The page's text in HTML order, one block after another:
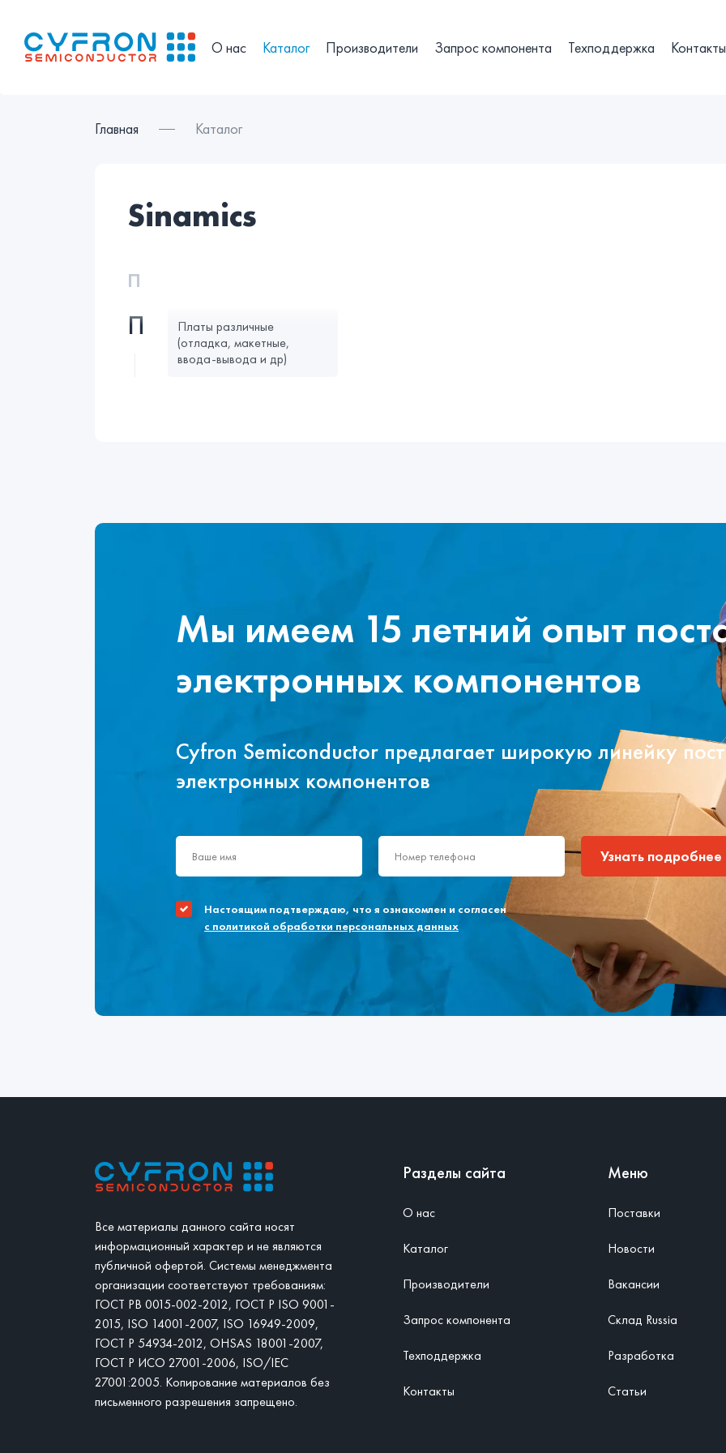
О нас Каталог Производители Запрос компонента Техподдержка Контакты
Главная Каталог
sinamics
П
П
Платы различные
(отладка, макетные,
ввода-вывода и др)
Мы имеем 15 летний опыт
электронных компонентов
Cyfron Semiconductor предлагает широкую линейку
электронных компонентов
Узнать подробнее
Настоящим подтверждаю, что я ознакомлен и согласен
с политикой обработки персональных данных
Все материалы данного сайта носят
информационный характер и не являются
публичной офертой. Системы менеджмента
организации соответствуют требованиям:
ГОСТ РВ 0015-002-2012, ГОСТ Р ISO 9001-
2015, ISO 14001-2007, ISO 16949-2009,
ГОСТ Р 54934-2012, OHSAS 18001-2007,
ГОСТ Р ИСО 27001-2006, ISO/IEC
27001:2005. Копирование материалов без
письменного разрешения запрещено.
Разделы сайта
О нас
Каталог
Производители
Запрос компонента
Техподдержка
Контакты
Меню
Поставки
Новости
Вакансии
Склад Russia
Разработка
Статьи